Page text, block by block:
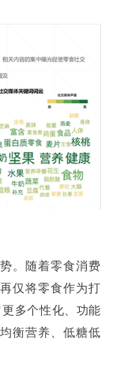
。随着零食消费
仅将零食作为打
多个性化、功能
衡营养、低糖低